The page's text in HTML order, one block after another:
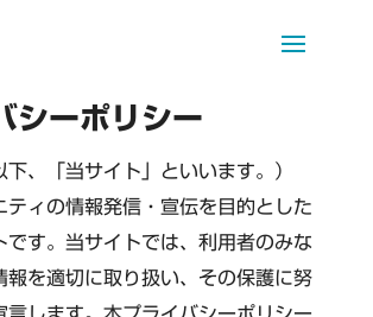
シーポリシー
下、「当サイト」といいます。）
ティの情報発信・宣伝を目的とした
です。当サイトでは、利用者のみな
報を適切に取り扱い、その保護に努